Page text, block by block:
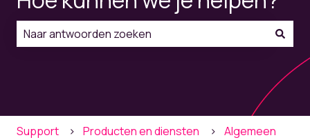
Support Producten en diensten Algemeen